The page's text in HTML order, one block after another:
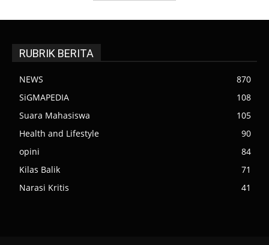
RUBRIK BERITA
NEWS
870
SiGMAPEDIA
108
Suara Mahasiswa
105
Health and Lifestyle
90
opini
84
Kilas Balik
71
Narasi Kritis
41